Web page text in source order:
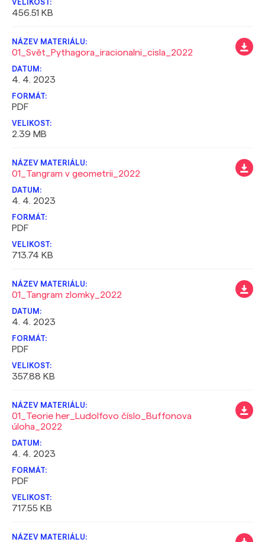
456.51 KB
01_Svět_Pythagora_iracionalni_cisla_2022
4. 4. 2023
PDF
2.39 MB
01_Tangram v geometrii_2022
4. 4. 2023
PDF
713.74 KB
01_Tangram zlomky_2022
4. 4. 2023
PDF
357.88 KB
01_Teorie her_Ludolfovo číslo_Buffonova
úloha_2022
4. 4. 2023
PDF
717.55 KB